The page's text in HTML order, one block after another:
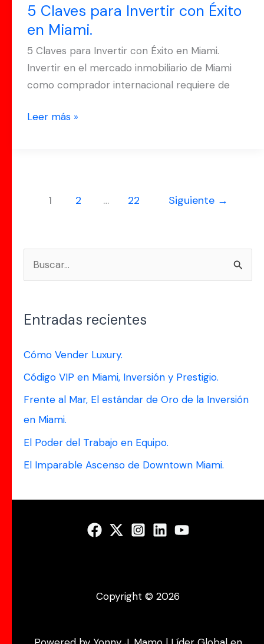
5 Claves para Invertir con Éxito
en Miami.
5 Claves para Invertir con Éxito en Miami.
Invertir en el mercado inmobiliario de Miami
como comprador internacional requiere de
para
Invertir
con
Éxito
en
Leer más »
1 2 … 22 Siguiente →
c
:
Entradas recientes
Cómo Vender Luxury.
Código VIP en Miami, Inversión y Prestigio.
Frente al Mar, El estándar de Oro de la Inversión
en Miami.
El Poder del Trabajo en Equipo.
El Imparable Ascenso de Downtown Miami.
Copyright © 2026